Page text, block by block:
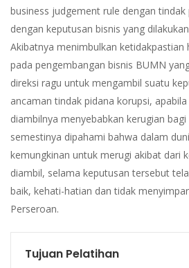
business judgement rule dengan
dengan keputusan bisnis yang
Akibatnya menimbulkan ketidakpastian
pada pengembangan bisnis BUMN
direksi ragu untuk mengambil suatu
ancaman tindak pidana korupsi,
diambilnya menyebabkan kerugian
semestinya dipahami bahwa dalam
kemungkinan untuk merugi akibat dari
diambil, selama keputusan tersebut
baik, kehati-hatian dan tidak
Perseroan.
Tujuan Pelatihan